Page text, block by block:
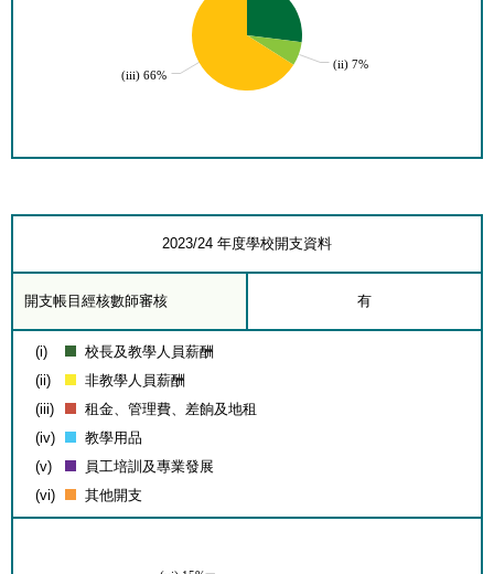
(ii) 7%
(iii) 66%
2023/24 年度學校開支資料
開支帳目經核數師審核 有
(i)
校長及教學人員薪酬
(ii)
非教學人員薪酬
(iii)
租金、管理費、差餉及地租
(iv)
教學用品
(v)
員工培訓及專業發展
(vi)
其他開支